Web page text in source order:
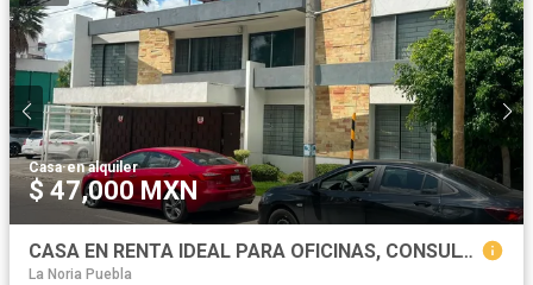
Casa·en alquiler
$ 47,000 MXN
CASA EN RENTA IDEAL PARA OFICINAS, CONSULTORIOS O CASA HABITACIÓN EN ZONA LA PAZ
La Noria Puebla